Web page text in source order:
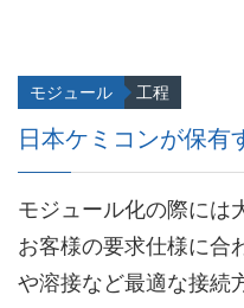
日本ケミコンが保有
モジュール 工程
モジュール化の際には
お客様の要求仕様に合
や溶接など最適な接続